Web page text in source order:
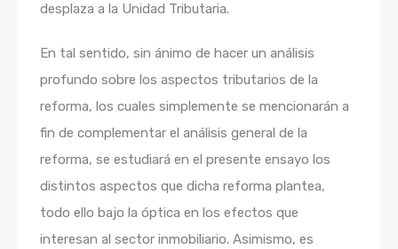
desplaza a la Unidad Tributaria.
En tal sentido, sin ánimo de hacer un análisis
profundo sobre los aspectos tributarios de la
reforma, los cuales simplemente se mencionarán a
fin de complementar el análisis general de la
reforma, se estudiará en el presente ensayo los
distintos aspectos que dicha reforma plantea,
todo ello bajo la óptica en los efectos que
interesan al sector inmobiliario. Asimismo, es